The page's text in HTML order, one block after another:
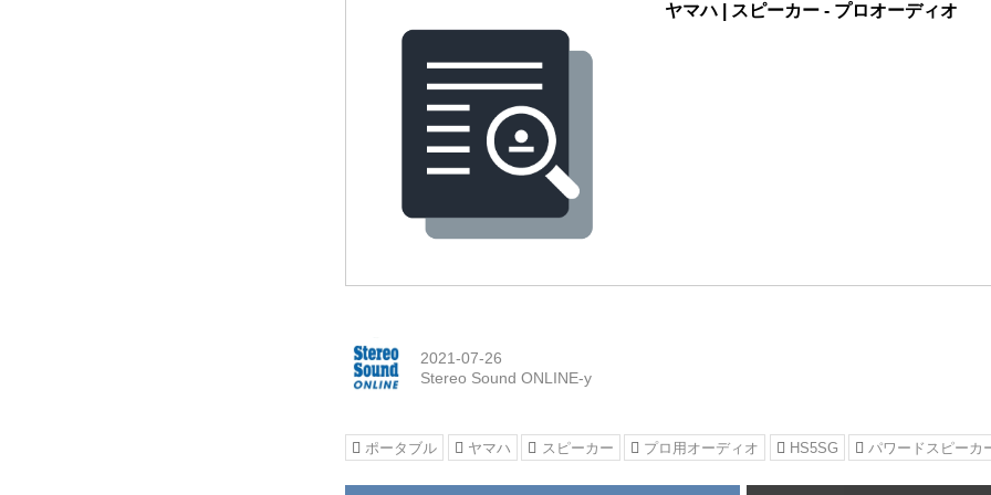
ヤマハ | スピーカー - プロオーディオ
2021-07-26
Stereo Sound ONLINE-y
ポータブル ヤマハ スピーカー プロ用オーディオ HS5SG パワードスピーカ